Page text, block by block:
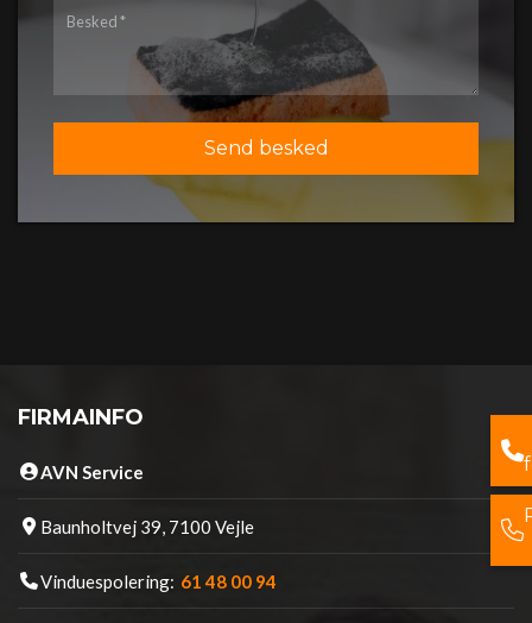
FIRMAINFO
AVN Service
Baunholtvej 39, 7100 Vejle
Vinduespolering: 61 48 00 94